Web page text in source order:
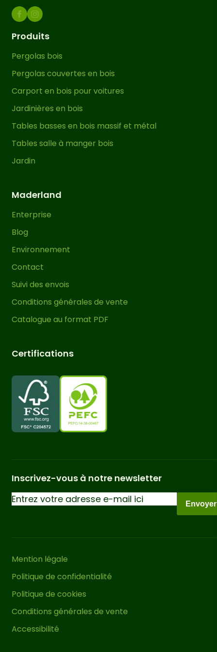
Cette tonnelle de jardin autoportante
est disponible en
pour s’adapter aux caractéristiques de
de poutres (P) et de traverses (T) peut
varier en fonction des dimensions
observé sur l’image à droite et/ou sur
les images du produit en 3D.
durabilité et son excellent
comportement en extérieur. De plus,
de substances nocives telles que le
chrome et l’arsenic. Ce processus
protège et renforce la durabilité du
bois contre l’humidité, les insectes et
divers facteurs environnementaux,
éliminant ainsi la nécessité d’appliquer
un protecteur sur le bois pendant les
Il est important de souligner que dans
apparaître sur leurs éléments tels que
s’agit d’un phénomène naturel
provoqué par la dilatation et la
contraction du bois lui-même, quelque
chose d’inévitable en raison des
au maximum ces comportements.
pergola bois avec une solution telle
qu’une bâche, un auvent coulissant, du
pour obtenir un espace ombragé et
protégé du vent et de la pluie. Pour une
stabilité correcte de cette tonnelle de
jardin, il est impératif de
correctement au sol
vous recommandons d’utiliser nos
supports métalliques et d’acheter les
vis appropriées en fonction de la
Produits
Pergolas bois
Pergolas couvertes en bois
Carport en bois pour voitures
Jardinières en bois
Tables basses en bois massif et métal
Tables salle à manger bois
Jardin
Maderland
Enterprise
Blog
Environnement
Contact
Suivi des envois
Conditions générales de vente
Catalogue au format PDF
Certifications
Inscrivez-vous à notre newsletter
Envoyer
Mention légale
Politique de confidentialité
Politique de cookies
Conditions générales de vente
Accessibilité